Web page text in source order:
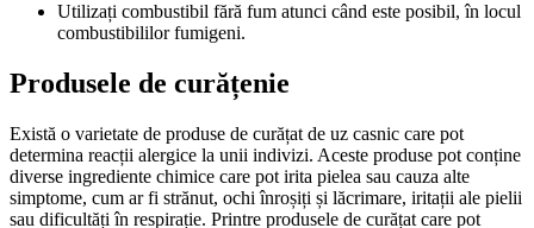
Utilizați combustibil fără fum atunci când este posibil, în locul
combustibililor fumigeni.
Produsele de curățenie
Există o varietate de produse de curățat de uz casnic care pot
determina reacții alergice la unii indivizi. Aceste produse pot conține
diverse ingrediente chimice care pot irita pielea sau cauza alte
simptome, cum ar fi strănut, ochi înroșiți și lăcrimare, iritații ale pielii
sau dificultăți în respirație. Printre produsele de curățat care pot